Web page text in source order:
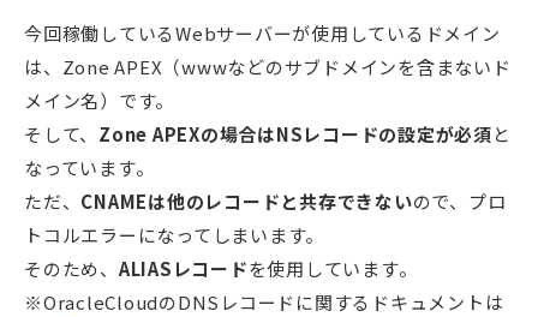
今回稼働しているWebサーバーが使用しているドメイン
は、Zone APEX（wwwなどのサブドメインを含まないド
メイン名）です。
そして、 Zone APEXの場合はNSレコードの設定が必須と
なっています。
ただ、 CNAMEは他のレコードと共存できないので、プロ
トコルエラーになってしまいます。
そのため、 ALIASレコードを使用しています。
※OracleCloudのDNSレコードに関するドキュメントは